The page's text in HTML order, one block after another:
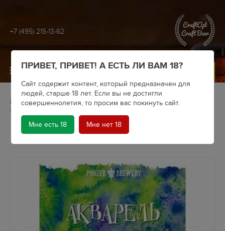
+7 (495) 215-13-62
МЕНЮ
Главная Крафтовое пиво
Пивоварни
Пиво Panzer Brewery Акварель HopzOil - Cashmere & Idaho
7
ПРИВЕТ, ПРИВЕТ! А ЕСТЬ ЛИ ВАМ 18?
Сайт содержит контент, который предназначен для
людей, старше 18 лет. Если вы не достигли
совершеннолетия, то просим вас покинуть сайт.
Мне есть 18 Мне нет 18